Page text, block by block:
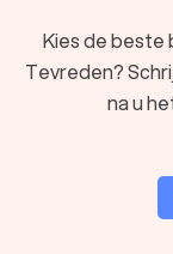
Kies de beste
Tevreden?
na u